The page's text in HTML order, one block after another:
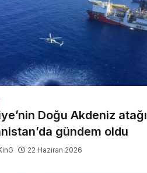
Doğu Akdeniz atağı
gündem oldu
22 Haziran 2026